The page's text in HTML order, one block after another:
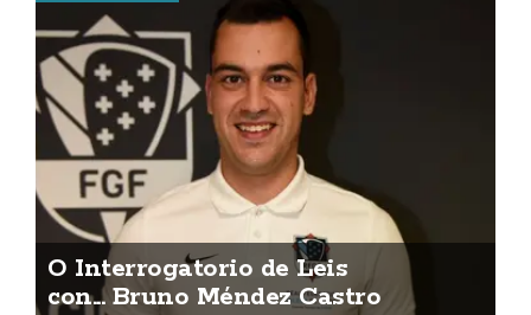
O Interrogatorio de Leis
con... Bruno Méndez Castro